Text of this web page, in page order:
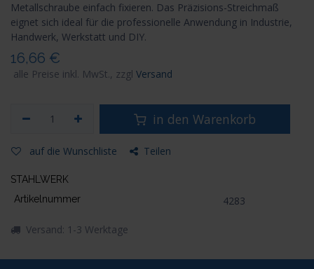
Metallschraube einfach fixieren. Das Präzisions-Streichmaß
eignet sich ideal für die professionelle Anwendung in Industrie,
Handwerk, Werkstatt und DIY.
16,66 €
alle Preise inkl. MwSt., zzgl Versand
in den Warenkorb
auf die Wunschliste Teilen
STAHLWERK
Artikelnummer
4283
Versand: 1-3 Werktage